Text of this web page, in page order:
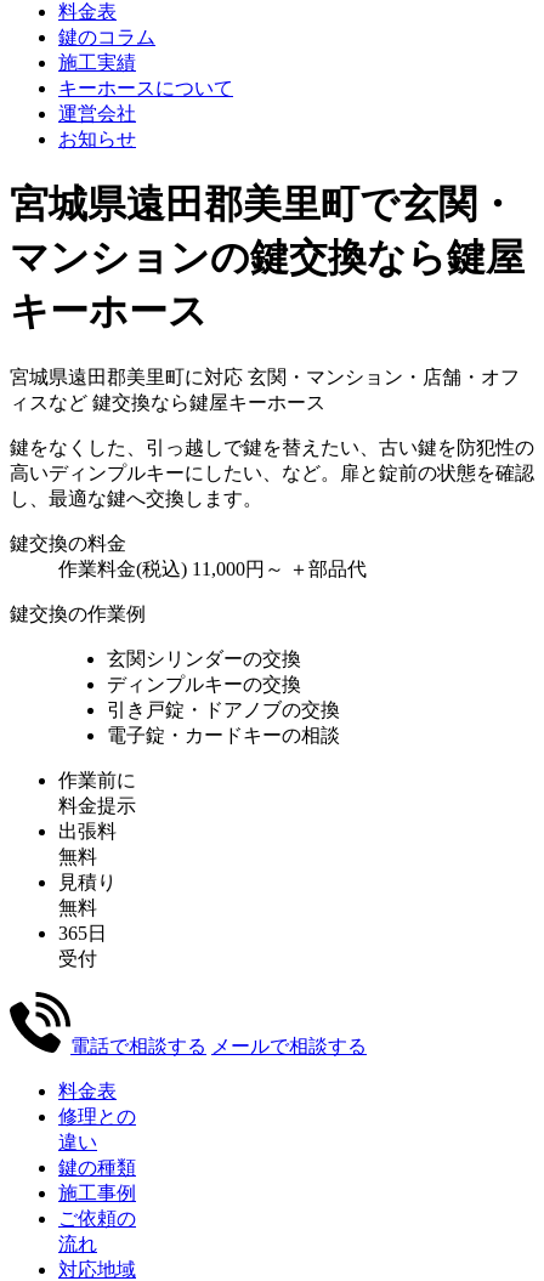
料金表
鍵のコラム
施工実績
キーホースについて
運営会社
お知らせ
宮城県遠田郡美里町で玄関・
マンションの鍵交換なら鍵屋
キーホース
宮城県遠田郡美里町に対応 玄関・マンション・店舗・オフ
ィスなど 鍵交換なら鍵屋キーホース
鍵をなくした、引っ越しで鍵を替えたい、古い鍵を防犯性の
高いディンプルキーにしたい、など。扉と錠前の状態を確認
し、最適な鍵へ交換します。
鍵交換の料金
作業料金(税込) 11,000円～ ＋部品代
鍵交換の作業例
玄関シリンダーの交換
ディンプルキーの交換
引き戸錠・ドアノブの交換
電子錠・カードキーの相談
作業前に
料金提示
出張料
無料
見積り
無料
365日
受付
電話で相談する メールで相談する
料金表
修理との
違い
鍵の種類
施工事例
ご依頼の
流れ
対応地域